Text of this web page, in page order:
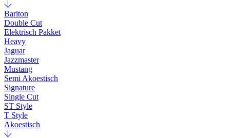
Bariton
Double Cut
Elektrisch Pakket
Heavy
Jaguar
Jazzmaster
Mustang
Semi Akoestisch
Signature
Single Cut
ST Style
T Style
Akoestisch